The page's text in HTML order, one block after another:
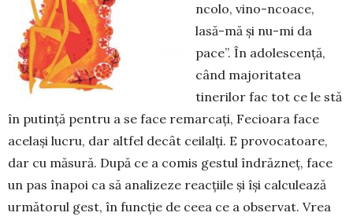
ncolo, vino-ncoace,
lasă-mă și nu-mi da
pace”. În adolescență,
când majorita­tea
tinerilor fac tot ce le stă
în putință pentru a se face remarcați, Fe­cioara face
același lucru, dar altfel decât ceilalți. E provo­ca­toare,
dar cu măsură. După ce a comis gestul în­drăzneț, face
un pas înapoi ca să analizeze reacțiile și își calculează
ur­mătorul gest, în funcție de ceea ce a ob­servat. Vrea